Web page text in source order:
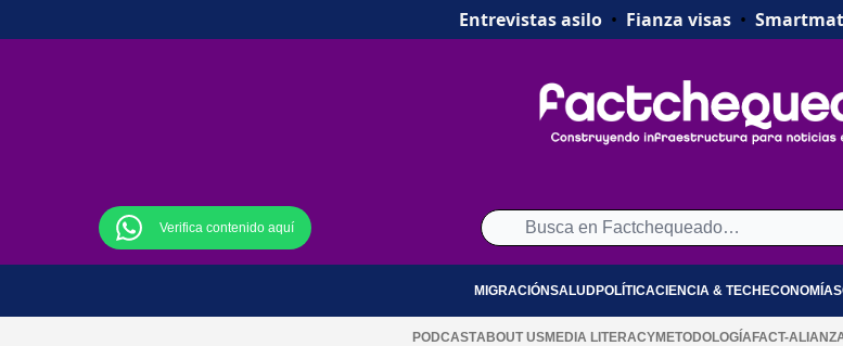
Entrevistas asilo• Fianza visas•
Verifica contenido aquí
MIGRACIÓNSALUDPOLÍTICACIENCIA & TECH ECONOMÍA
PODCASTABOUT USMEDIA LITERACYMETODOLOGÍA FACT-